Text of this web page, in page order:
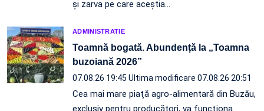
și zarva pe care aceștia…
ADMINISTRATIE
Toamnă bogată. Abundență la „Toamna
buzoiană 2026”
07.08.26 19:45 Ultima modificare 07.08.26 20:51
Cea mai mare piaţă agro-alimentară din Buzău,
exclusiv pentru producători, va funcţiona…